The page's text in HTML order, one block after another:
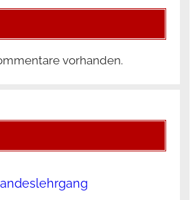
vorhanden.